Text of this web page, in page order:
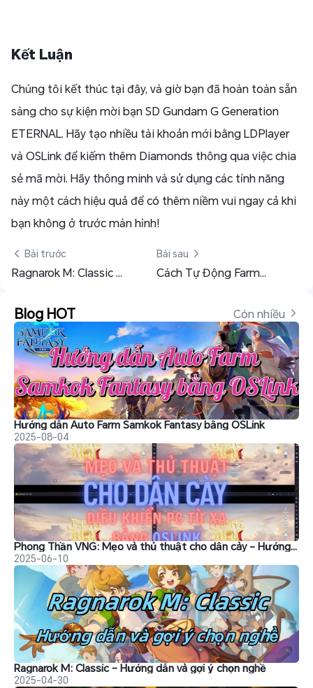
Kết Luận
Chúng tôi kết thúc tại đây, và giờ bạn đã hoàn toàn sẵn
sàng cho sự kiện mời bạn SD Gundam G Generation
ETERNAL. Hãy tạo nhiều tài khoản mới bằng LDPlayer
và OSLink để kiếm thêm Diamonds thông qua việc chia
sẻ mã mời. Hãy thông minh và sử dụng các tính năng
này một cách hiệu quả để có thêm niềm vui ngay cả khi
bạn không ở trước màn hình!
Bài trước
Ragnarok M: Classic – Hướng dẫn và gợi ý chọn nghề
Bài sau
Cách Tự Động Farm Mabinogi Mobile 24/7 Dễ Dàng
Blog HOT Còn nhiều
Hướng dẫn Auto Farm Samkok Fantasy bằng OSLink
2025-08-04
Phong Thần VNG: Mẹo và thủ thuật cho dân cày - Hướng dẫn điều khiển PC từ xa bằng OSlink
2025-06-10
Ragnarok M: Classic – Hướng dẫn và gợi ý chọn nghề
2025-04-30